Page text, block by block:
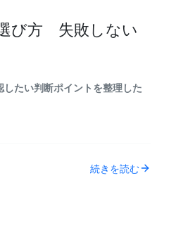
び方 失敗しない
たい判断ポイントを整理した
続きを読む